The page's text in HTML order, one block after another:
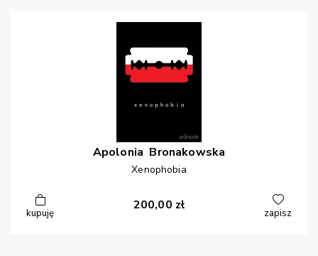
Apolonia Bronakowska
Xenophobia
kupuję
200,00 zł
zapisz